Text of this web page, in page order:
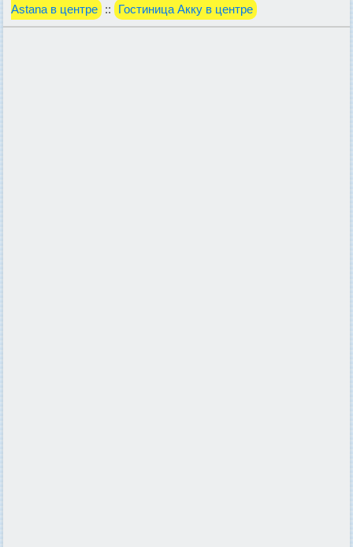
Astana в центре :: Гостиница Акку в центре